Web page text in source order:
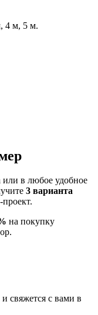
4 м, 5 м.
или в любое удобное
3 варианта
на покупку
свяжется с вами в